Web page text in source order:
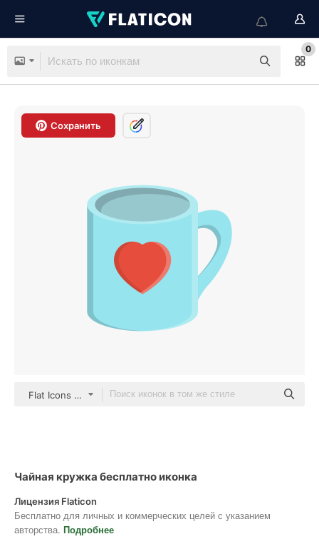
0
Сохранить
Flat Icons Design Flat
Чайная кружка бесплатно иконка
Лицензия Flaticon
Бесплатно для личных и коммерческих целей с указанием
авторства. Подробнее